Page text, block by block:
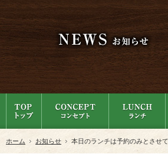
ホーム お知らせ 本日のランチは予約のみとさせて